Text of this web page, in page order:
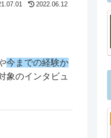
2022.06.12
今までの経験か
象のインタビュ